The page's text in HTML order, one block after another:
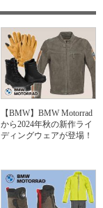
【BMW】BMW Motorrad
から2024年秋の新作ライ
ディングウェアが登場！